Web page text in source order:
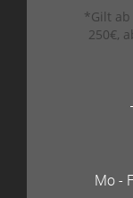
*Gilt
250€,
Mo -